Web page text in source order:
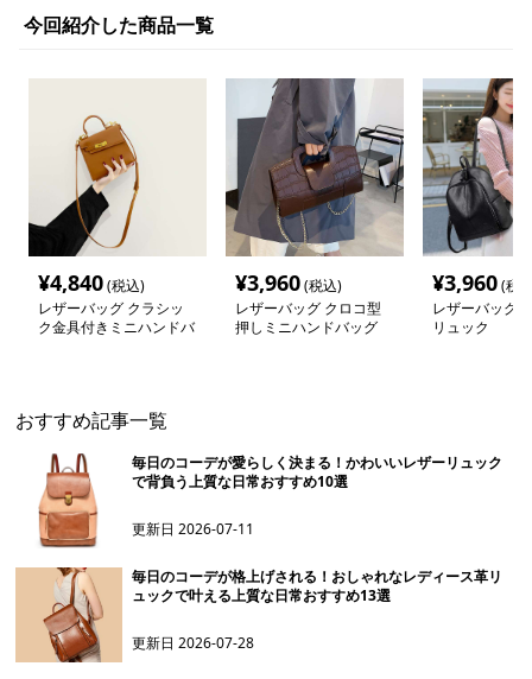
今回紹介した商品一覧
¥4,840(税込)
レザーバッグ クラシッ
ク金具付きミニハンドバ
¥3,960(税込)
レザーバッグ クロコ型
押しミニハンドバッグ
¥3,960(税
レザーバッグ
リュック
おすすめ記事一覧
毎日のコーデが愛らしく決まる！かわいいレザーリュック
で背負う上質な日常おすすめ10選
更新日2026-07-11
毎日のコーデが格上げされる！おしゃれなレディース革リ
ュックで叶える上質な日常おすすめ13選
更新日2026-07-28